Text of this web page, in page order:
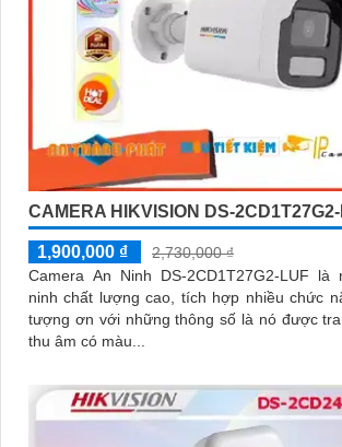
CAMERA HIKVISION DS-
1,900,000 ₫
2,730,000 ₫
Camera An Ninh DS-2CD1T27G2-LUF là
ninh chất lượng cao, tích hợp nhiều chức
tượng ơn với những thông số là nó được
thu âm có màu...